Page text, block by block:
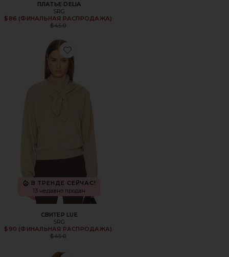
ПЛАТЬЕ DELIA
SRG
$86 (ФИНАЛЬНАЯ РАСПРОДАЖА)
Previous price:
$450
Favorite СВИТЕР LUE
В ТРЕНДЕ СЕЙЧАС!
13 недавно продан
СВИТЕР LUE
SRG
$90 (ФИНАЛЬНАЯ РАСПРОДАЖА)
Previous price:
$450